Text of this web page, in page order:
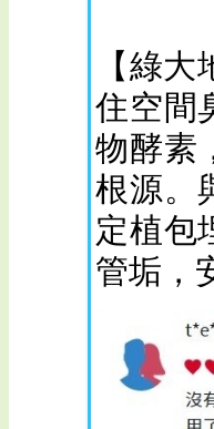
【綠
住空間
物酵素
根源。
定植包
管垢，